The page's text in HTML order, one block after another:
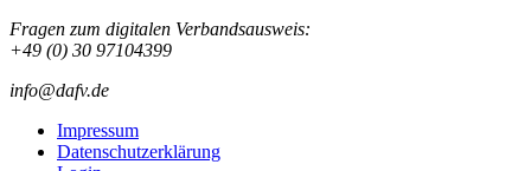
Fragen zum digitalen Verbandsausweis:
+49 (0) 30 97104399
info@dafv.de
Impressum
Datenschutzerklärung